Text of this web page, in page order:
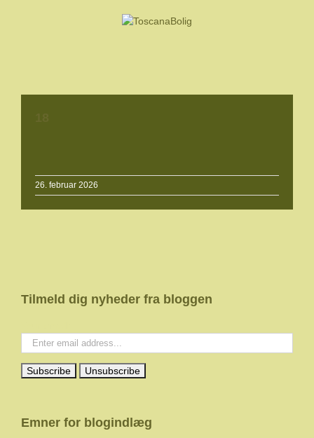
26. februar 2026
Tilmeld dig nyheder fra bloggen
Emner for blogindlæg